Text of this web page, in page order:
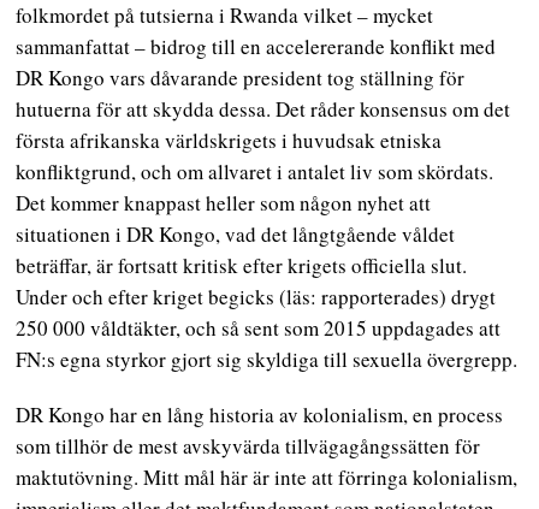
folkmordet på tutsierna i Rwanda vilket – mycket
sammanfattat – bidrog till en accelererande konflikt med
DR Kongo vars dåvarande president tog ställning för
hutuerna för att skydda dessa. Det råder konsensus om det
första afrikanska världskrigets i huvudsak etniska
konfliktgrund, och om allvaret i antalet liv som skördats.
Det kommer knappast heller som någon nyhet att
situationen i DR Kongo, vad det långtgående våldet
beträffar, är fortsatt kritisk efter krigets officiella slut.
Under och efter kriget begicks (läs: rapporterades) drygt
250 000 våldtäkter, och så sent som 2015 uppdagades att
FN:s egna styrkor gjort sig skyldiga till sexuella övergrepp.
DR Kongo har en lång historia av kolonialism, en process
som tillhör de mest avskyvärda tillvägagångssätten för
maktutövning. Mitt mål här är inte att förringa kolonialism,